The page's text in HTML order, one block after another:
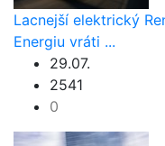
Lacnejší elektrický
Energiu vráti ...
29.07.
2541
0